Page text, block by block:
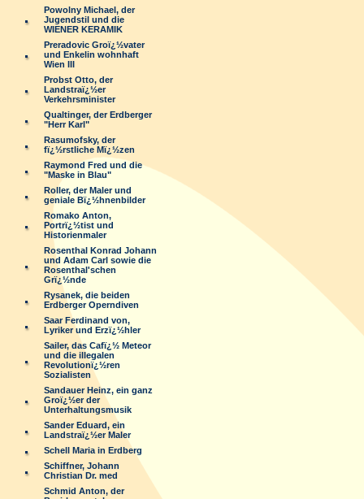
Powolny Michael, der
Jugendstil und die
WIENER KERAMIK
Preradovic Groï¿½vater
und Enkelin wohnhaft
Wien III
Probst Otto, der
Landstraï¿½er
Verkehrsminister
Qualtinger, der Erdberger
"Herr Karl"
Rasumofsky, der
fï¿½rstliche Mï¿½zen
Raymond Fred und die
"Maske in Blau"
Roller, der Maler und
geniale Bï¿½hnenbilder
Romako Anton,
Portrï¿½tist und
Historienmaler
Rosenthal Konrad Johann
und Adam Carl sowie die
Rosenthal'schen
Grï¿½nde
Rysanek, die beiden
Erdberger Operndiven
Saar Ferdinand von,
Lyriker und Erzï¿½hler
Sailer, das Cafï¿½ Meteor
und die illegalen
Revolutionï¿½ren
Sozialisten
Sandauer Heinz, ein ganz
Groï¿½er der
Unterhaltungsmusik
Sander Eduard, ein
Landstraï¿½er Maler
Schell Maria in Erdberg
Schiffner, Johann
Christian Dr. med
Schmid Anton, der